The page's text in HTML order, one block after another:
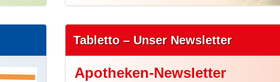
Tabletto – Unser Newsletter
Apotheken-Newsletter